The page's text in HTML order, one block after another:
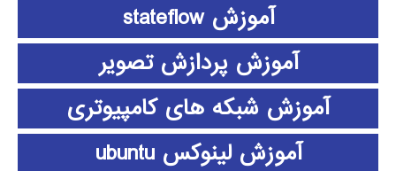
آموزش stateflow
آموزش پردازش تصویر
آموزش شبکه های کامپیوتری
آموزش لینوکس ubuntu